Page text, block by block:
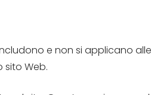
e non si applicano
Web.